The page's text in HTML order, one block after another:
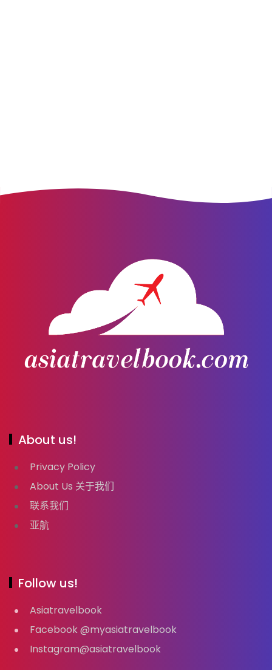
About us!
Privacy Policy
About Us 关于我们
联系我们
亚航
Follow us!
Asiatravelbook
Facebook @myasiatravelbook
Instagram@asiatravelbook